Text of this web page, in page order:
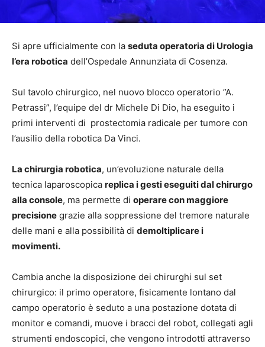
Si apre ufficialmente con la seduta operatoria di Urologia
l’era robotica dell’Ospedale Annunziata di Cosenza.
Sul tavolo chirurgico, nel nuovo blocco operatorio ”A.
Petrassi”, l’equipe del dr Michele Di Dio, ha eseguito i
primi interventi di prostectomia radicale per tumore con
l’ausilio della robotica Da Vinci.
La chirurgia robotica, un’evoluzione naturale della
tecnica laparoscopica replica i gesti eseguiti dal chirurgo
alla console, ma permette di operare con maggiore
precisione grazie alla soppressione del tremore naturale
delle mani e alla possibilità di demoltiplicare i
movimenti.
Cambia anche la disposizione dei chirurghi sul set
chirurgico: il primo operatore, fisicamente lontano dal
campo operatorio è seduto a una postazione dotata di
monitor e comandi, muove i bracci del robot, collegati agli
strumenti endoscopici, che vengono introdotti attraverso